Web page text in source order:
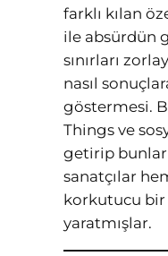
farklı kılan
ile absürdün
sınırları
nasıl
göstermesi.
Things ve
getirip
sanatçılar
korkutucu bir
yaratmışlar.